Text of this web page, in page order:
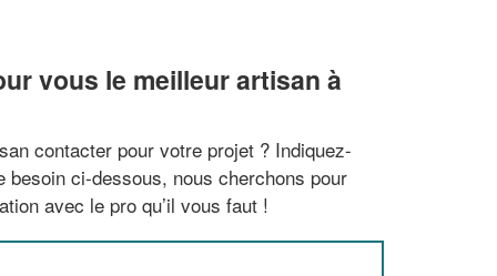
vous le meilleur artisan à
contacter pour votre projet ? Indiquez-
besoin ci-dessous, nous cherchons pour
avec le pro qu’il vous faut !